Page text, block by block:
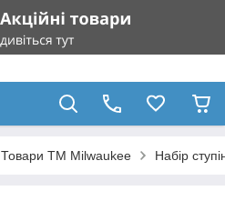
Товари ТМ Milwaukee Набір